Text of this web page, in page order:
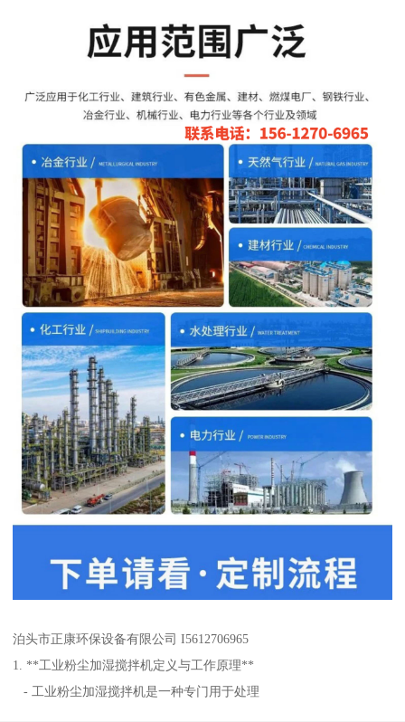
泊头市正康环保设备有限公司 I5612706965
1. **工业粉尘加湿搅拌机定义与工作原理**
- 工业粉尘加湿搅拌机是一种专门用于处理